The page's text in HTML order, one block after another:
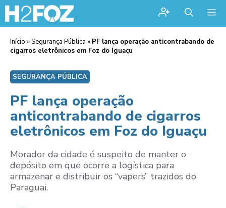
Início »Segurança Pública » PF lança operação anticontrabando de
cigarros eletrônicos em Foz do Iguaçu
SEGURANÇA PÚBLICA
PF lança operação
anticontrabando de cigarros
eletrônicos em Foz do Iguaçu
Morador da cidade é suspeito de manter o
depósito em que ocorre a logística para
armazenar e distribuir os “vapers” trazidos do
Paraguai.